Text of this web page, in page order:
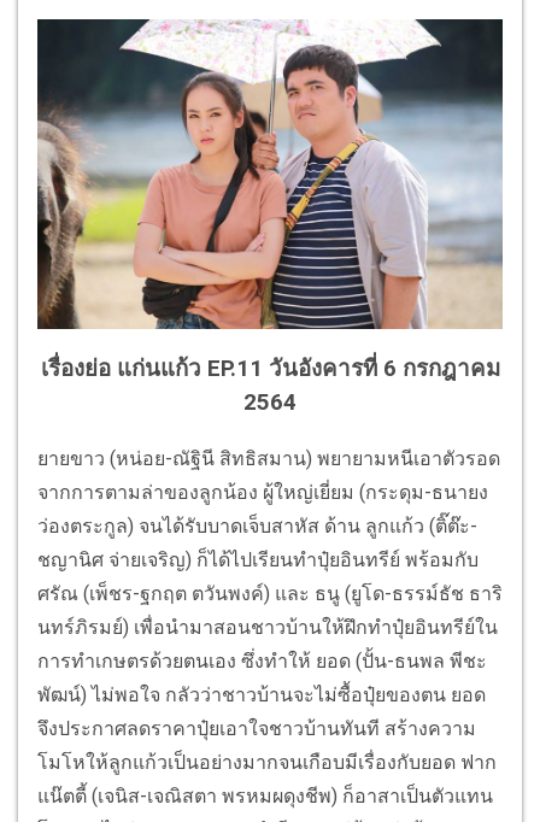
เรื่องย่อ แก่นแก้ว EP.11 วันอังคารที่ 6 กรกฎาคม
2564
ยายขาว (หน่อย-ณัฐินี สิทธิสมาน) พยายามหนีเอาตัวรอด
จากการตามล่าของลูกน้อง ผู้ใหญ่เยี่ยม (กระดุม-ธนายง
ว่องตระกูล) จนได้รับบาดเจ็บสาหัส ด้าน ลูกแก้ว (ติ๊ต๊ะ-
ชญานิศ จ่ายเจริญ) ก็ได้ไปเรียนทำปุ๋ยอินทรีย์ พร้อมกับ
ศรัณ (เพ็ชร-ฐกฤต ตวันพงค์) และ ธนู (ยูโด-ธรรม์ธัช ธาริ
นทร์ภิรมย์) เพื่อนำมาสอนชาวบ้านให้ฝึกทำปุ๋ยอินทรีย์ใน
การทำเกษตรด้วยตนเอง ซึ่งทำให้ ยอด (ปั้น-ธนพล พีชะ
พัฒน์) ไม่พอใจ กลัวว่าชาวบ้านจะไม่ซื้อปุ๋ยของตน ยอด
จึงประกาศลดราคาปุ๋ยเอาใจชาวบ้านทันที สร้างความ
โมโหให้ลูกแก้วเป็นอย่างมากจนเกือบมีเรื่องกับยอด ฟาก
แน๊ตตี้ (เจนิส-เจณิสตา พรหมผดุงชีพ) ก็อาสาเป็นตัวแทน